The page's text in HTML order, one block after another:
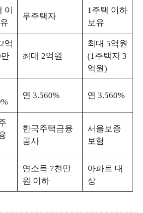
이
무주택자
1주택 이하
보유
억
최대 2억원
최대 5억원
(1주택자 3
억원)
연 3.560% 연 3.560%
한국주택금융
공사
서울보증
보험
연소득 7천만
원 이하
아파트 대
상